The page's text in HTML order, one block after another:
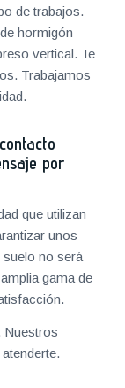
de trabajos.
hormigón
vertical. Te
Trabajamos
por
que utilizan
unos
no será
gama de
Nuestros